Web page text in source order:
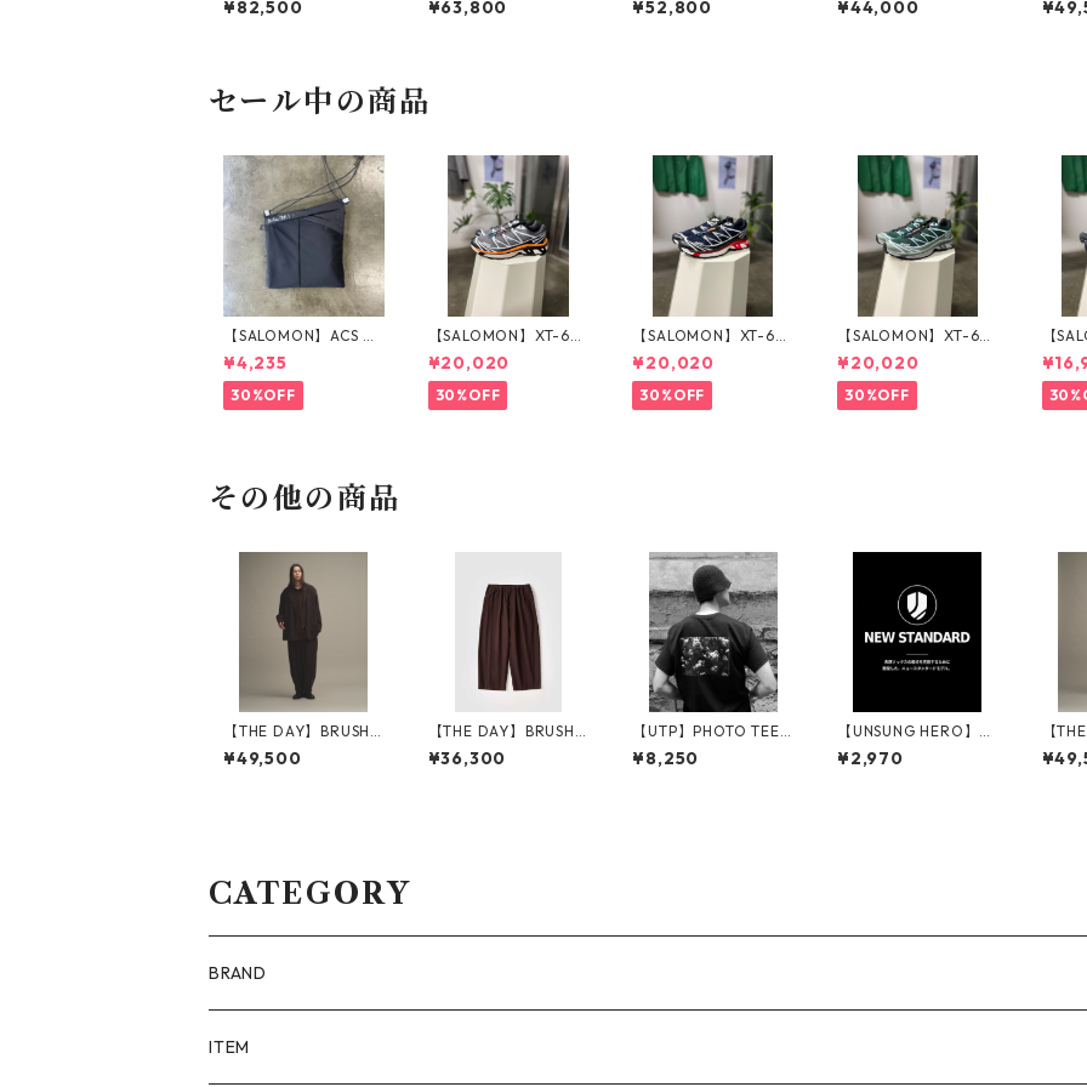
JACKET_BLACK
¥82,500
CK
¥63,800
CK
¥52,800
I SHIRT_BROWN
¥44,000
セール中の商品
【SALOMON】ACS P
OUCH 2_BLACK
¥4,235
30%OFF
【SALOMON】XT-6_P
EWTER
¥20,020
30%OFF
【SALOMON】XT-6_
MARITIME BLUE
¥20,020
30%OFF
【SALOMON】XT-6_B
ISTRO GREEN
¥20,020
30%OFF
【
TE
その他の商品
【THE DAY】BRUSHE
D COTTON JACKET_B
ROWN
¥49,500
【THE DAY】BRUSHE
D COTTON EASY TRO
USERS_BROWN
¥36,300
【UTP】PHOTO TEE
「DARK FLOWER」_
BLACK
¥8,250
【UNSUNG HERO】R
L New Standard Sock
s (厚)_BLACK
¥2,970
【
D
LACK
CATEGORY
BRAND
ALAYA (LIMITED)
ITEM